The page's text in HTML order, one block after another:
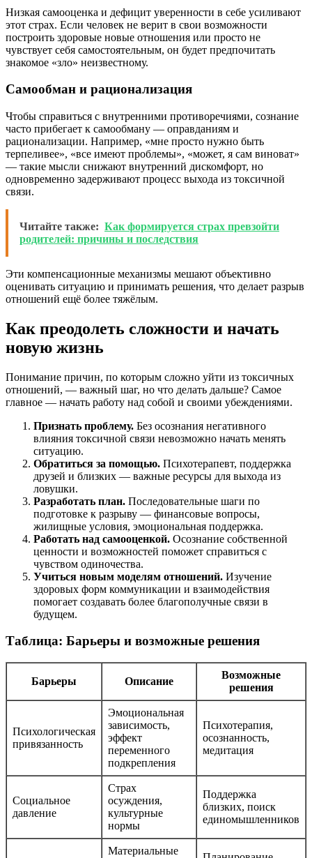
Низкая самооценка и дефицит уверенности в себе усиливают
этот страх. Если человек не верит в свои возможности
построить здоровые новые отношения или просто не
чувствует себя самостоятельным, он будет предпочитать
знакомое «зло» неизвестному.
Самообман и рационализация
Чтобы справиться с внутренними противоречиями, сознание
часто прибегает к самообману — оправданиям и
рационализации. Например, «мне просто нужно быть
терпеливее», «все имеют проблемы», «может, я сам виноват»
— такие мысли снижают внутренний дискомфорт, но
одновременно задерживают процесс выхода из токсичной
связи.
Читайте также: Как формируется страх превзойти
родителей: причины и последствия
Эти компенсационные механизмы мешают объективно
оценивать ситуацию и принимать решения, что делает разрыв
отношений ещё более тяжёлым.
Как преодолеть сложности и начать
новую жизнь
Понимание причин, по которым сложно уйти из токсичных
отношений, — важный шаг, но что делать дальше? Самое
главное — начать работу над собой и своими убеждениями.
Признать проблему. Без осознания негативного
влияния токсичной связи невозможно начать менять
ситуацию.
Обратиться за помощью. Психотерапевт, поддержка
друзей и близких — важные ресурсы для выхода из
ловушки.
Разработать план. Последовательные шаги по
подготовке к разрыву — финансовые вопросы,
жилищные условия, эмоциональная поддержка.
Работать над самооценкой. Осознание собственной
ценности и возможностей поможет справиться с
чувством одиночества.
Учиться новым моделям отношений. Изучение
здоровых форм коммуникации и взаимодействия
помогает создавать более благополучные связи в
будущем.
Таблица: Барьеры и возможные решения
Барьеры Описание
Возможные
решения
Психологическая
привязанность
Эмоциональная
зависимость,
эффект
переменного
подкрепления
Психотерапия,
осознанность,
медитация
Социальное
давление
Страх
осуждения,
культурные
нормы
Поддержка
близких, поиск
единомышленников
Материальные